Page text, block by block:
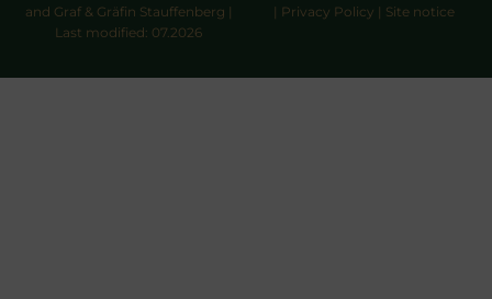
and Graf & Gräfin Stauffenberg |
Last modified: 07.2026
| Privacy Policy | Site notice